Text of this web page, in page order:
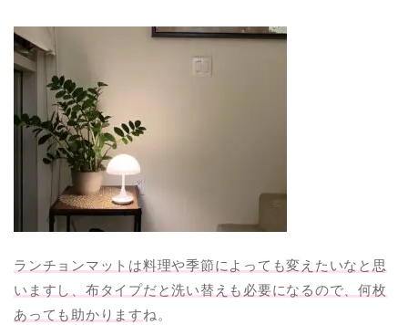
ランチョンマットは料理や季節によっても変えたいなと思
いますし、布タイプだと洗い替えも必要になるので、何枚
あっても助かりますね。